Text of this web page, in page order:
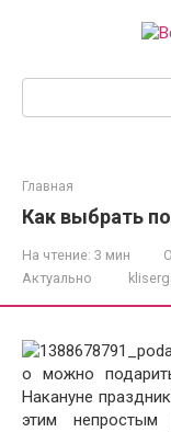
Главная
Как выбрать
На чтение: 3 мин
Актуально
о можно
Накануне
этим